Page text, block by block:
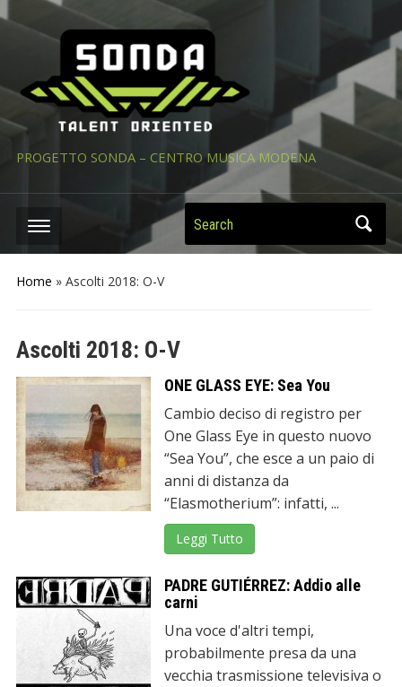
PROGETTO SONDA – CENTRO MUSICA MODENA
Search
Home » Ascolti 2018: O-V
Ascolti 2018: O-V
ONE GLASS EYE: Sea You
Cambio deciso di registro per
One Glass Eye in questo nuovo
“Sea You”, che esce a un paio di
anni di distanza da
“Elasmotherium”: infatti, ...
Leggi Tutto
PADRE GUTIÉRREZ: Addio alle
carni
Una voce d'altri tempi,
probabilmente presa da una
vecchia trasmissione televisiva o